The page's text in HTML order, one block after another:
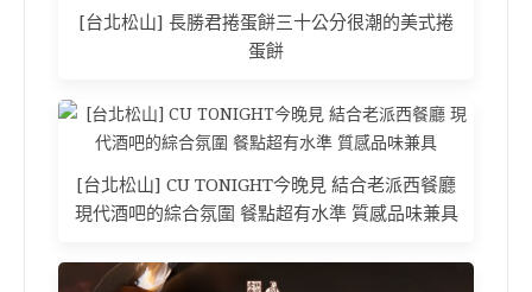
[台北松山] 長勝君捲蛋餅三十公分很潮的美式捲
蛋餅
[台北松山] CU TONIGHT今晚見 結合老派西餐廳
現代酒吧的綜合氛圍 餐點超有水準 質感品味兼具